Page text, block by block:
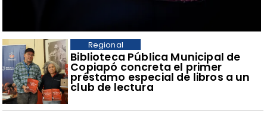
​Biblioteca Pública Municipal de
Copiapó concreta el primer
préstamo especial de libros a un
club de lectura
Regional